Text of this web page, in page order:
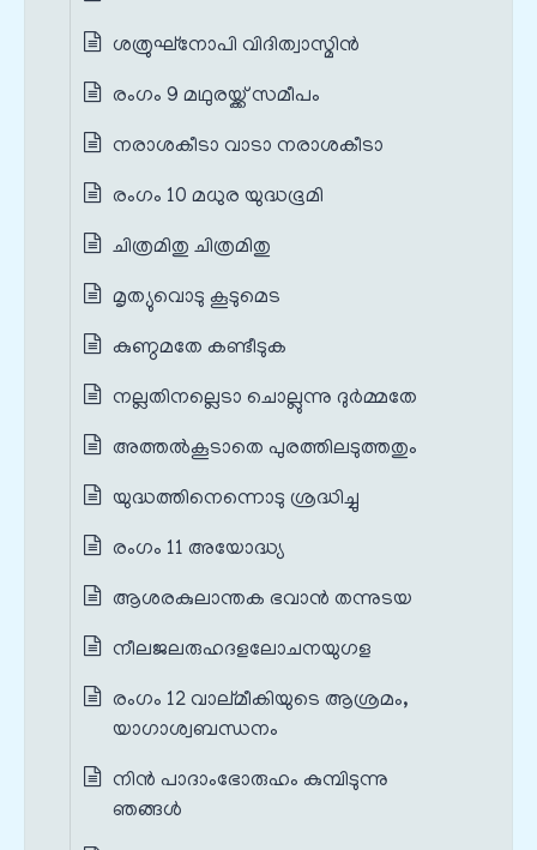
ശത്രുഘ്നോപി വിദിത്വാസ്മിന്‍
രംഗം 9 മഥുരയ്ക്ക് സമീപം
നരാശകീടാ വാടാ നരാശകീടാ
രംഗം 10 മധുര യുദ്ധഭൂമി
ചിത്രമിതു ചിത്രമിതു
മൃത്യുവൊടു കൂടുമെട
കുണ്ഠമതേ കണ്ടീടുക
നല്ലതിനല്ലെടാ ചൊല്ലുന്നു ദുര്‍മ്മതേ
അത്തല്‍കൂടാതെ പുരത്തിലടുത്തതും
യുദ്ധത്തിനെന്നൊടു ശ്രദ്ധിച്ചു
രംഗം 11 അയോദ്ധ്യ
ആശരകുലാന്തക ഭവാന്‍ തന്നുടയ
നീലജലരുഹദളലോചനയുഗള
രംഗം 12 വാല്മീകിയുടെ ആശ്രമം,
യാഗാശ്വബന്ധനം
നിന്‍ പാദാംഭോരുഹം കുമ്പിടുന്നു
ഞങ്ങള്‍